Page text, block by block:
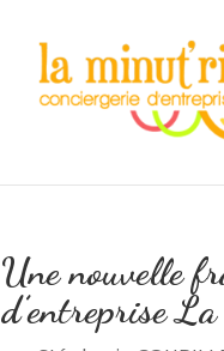
Une nouvelle
d’entreprise